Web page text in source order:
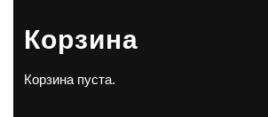
Корзина
Корзина пуста.